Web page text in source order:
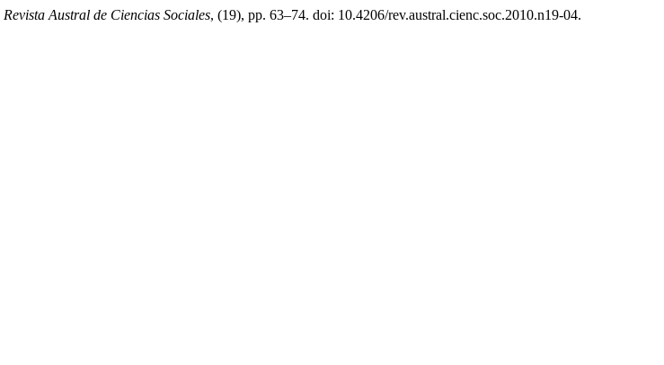
Revista Austral de Ciencias Sociales, (19), pp. 63–74. doi: 10.4206/rev.austral.cienc.soc.2010.n19-04.